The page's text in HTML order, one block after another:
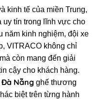
kinh tế của miền Trung,
uy tín trong lĩnh vực cho
năm kinh nghiệm, đội xe
VITRACO không chỉ
còn mang đến giải
cậy cho khách hàng.
Đà Nẵng ghế thương
biệt trên từng hành